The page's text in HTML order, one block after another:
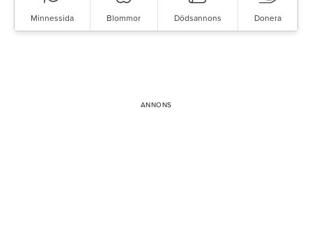
Minnessida Blommor Dödsannons Donera